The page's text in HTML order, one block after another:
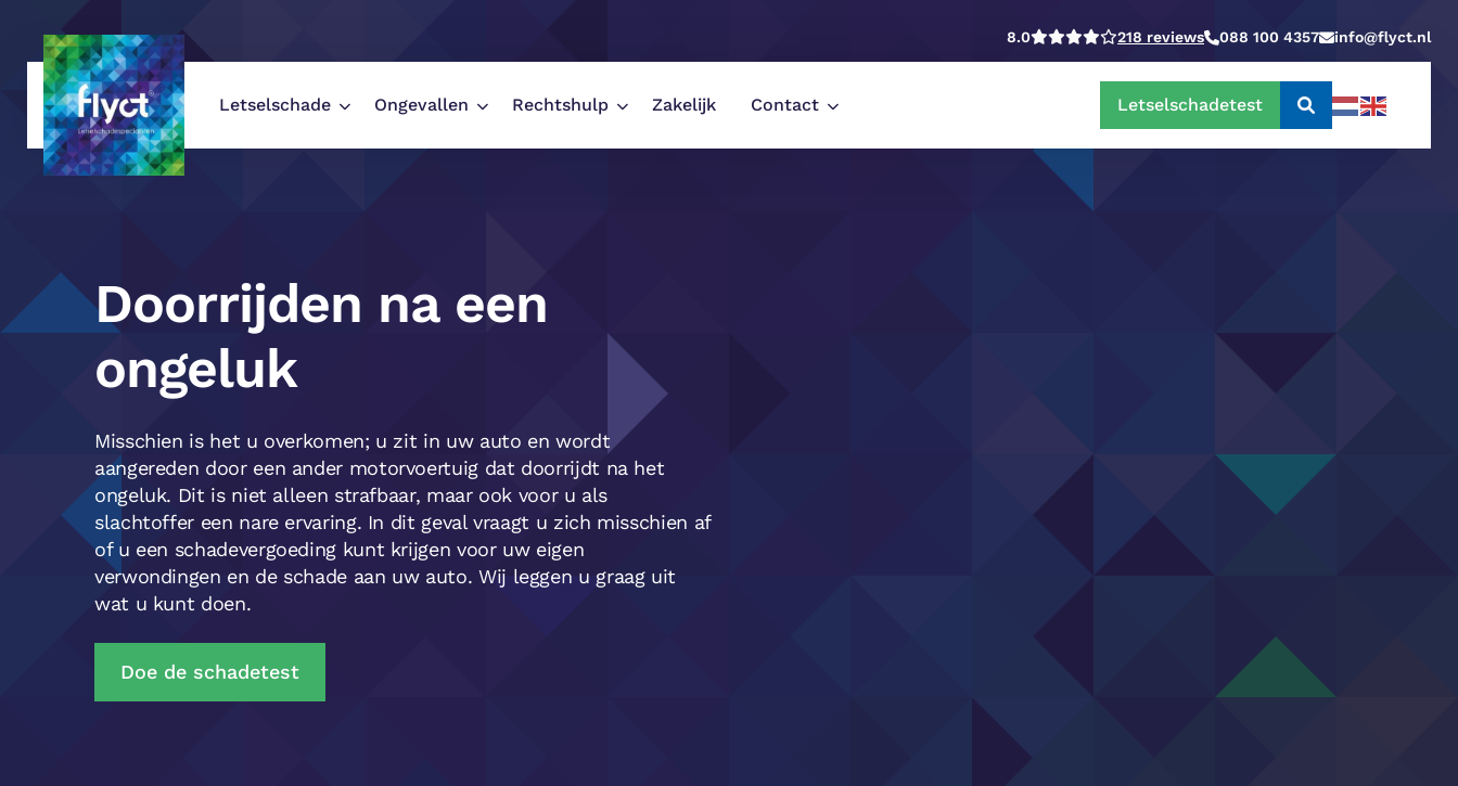
8.0 218 reviews 088 100 4357 info@flyct.nl
Letselschade Ongevallen Rechtshulp Zakelijk Contact Letselschadetest
Doorzoek
Doorrijden na een
ongeluk
Misschien is het u overkomen; u zit in uw auto en wordt
aangereden door een ander motorvoertuig dat doorrijdt na het
ongeluk. Dit is niet alleen strafbaar, maar ook voor u als
slachtoffer een nare ervaring. In dit geval vraagt u zich misschien af
of u een schadevergoeding kunt krijgen voor uw eigen
verwondingen en de schade aan uw auto. Wij leggen u graag uit
wat u kunt doen.
Doe de schadetest